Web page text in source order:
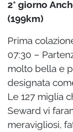
2° giorno
(199km)
Prima
07:30 –
molto bella e
designata
Le 127 miglia
Seward vi
meravigliosi,